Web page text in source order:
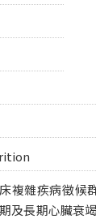
複雜疾病徵
及長期心臟衰